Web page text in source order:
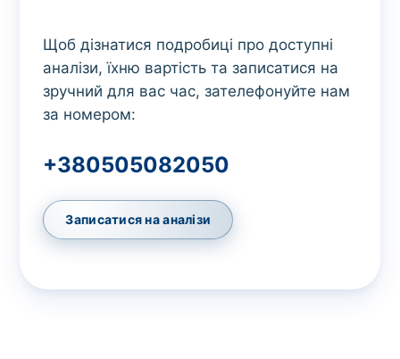
Щоб дізнатися подробиці про доступні
аналізи, їхню вартість та записатися на
зручний для вас час, зателефонуйте нам
за номером:
+380505082050
Записатися на аналізи